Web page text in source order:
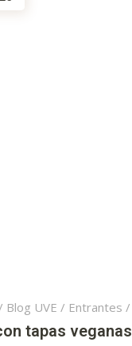
/ Blog UVE / Entrantes /
tapas veganas